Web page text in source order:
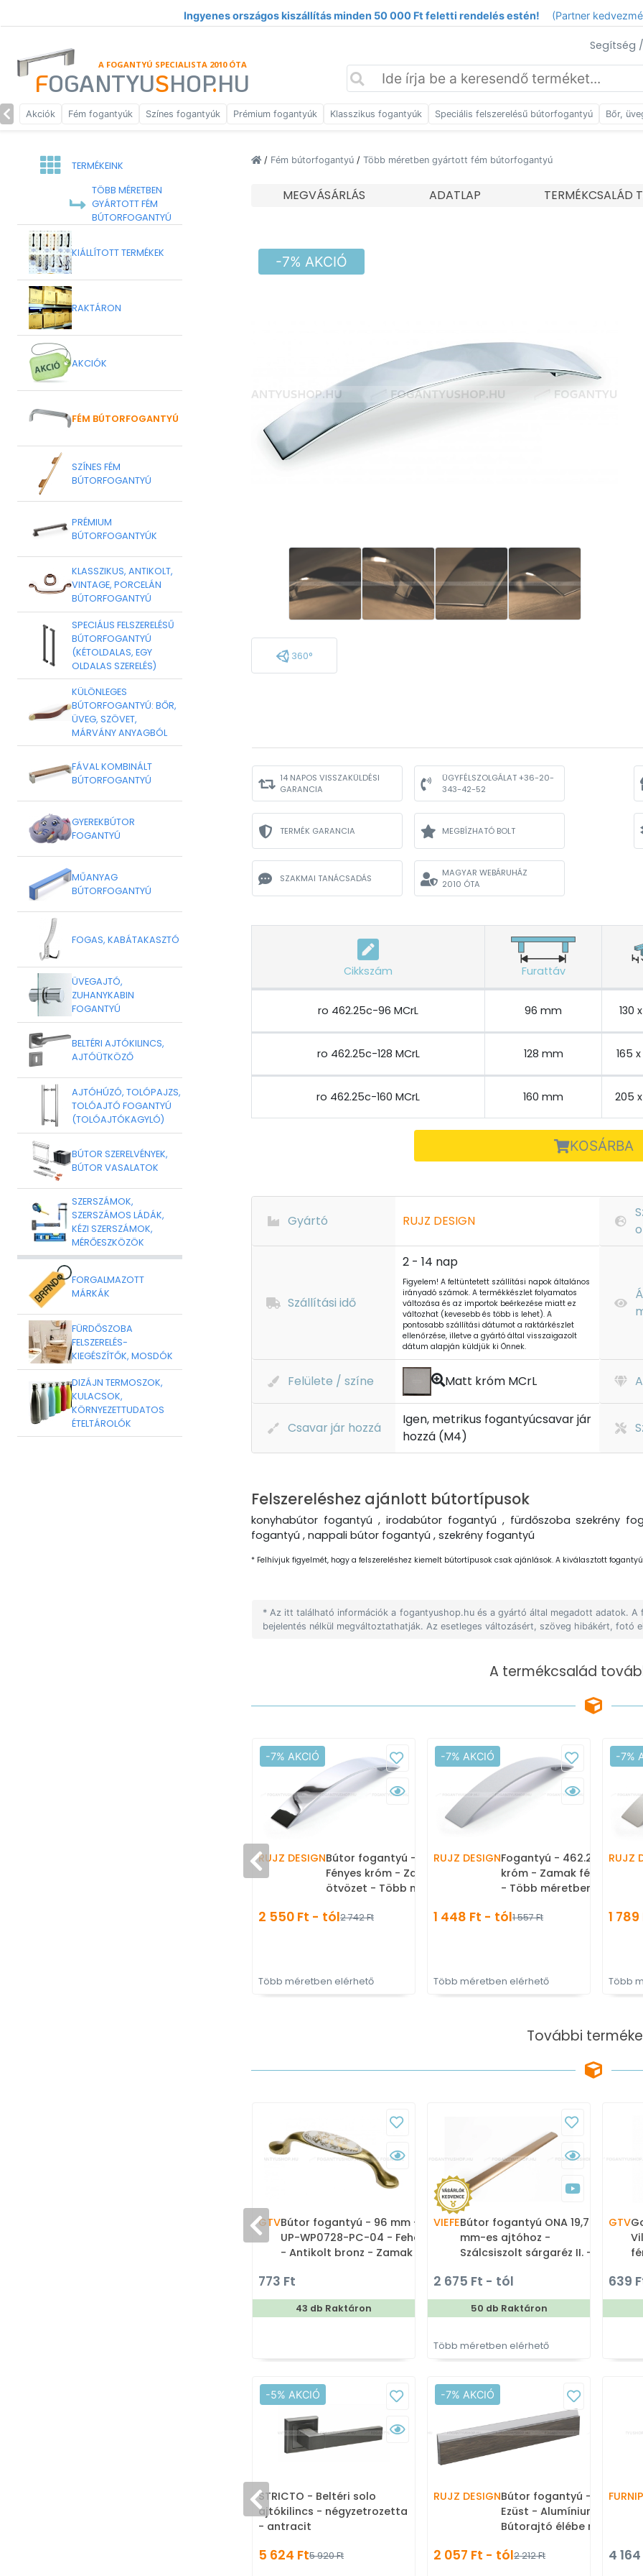
Ingyenes országos kiszállítás minden 50 000 Ft feletti rendelés estén! (Partner
Segítség
A FOGANTYÚ SPECIALISTA 2010 ÓTA
FOGANTYUSHOP.HU
Akciók Fém fogantyúk Színes fogantyúk Prémium fogantyúk Klasszikus fogantyúk Speciális felszerelésű bútorfogantyú Bőr,
TERMÉKEINK
TÖBB MÉRETBEN
GYÁRTOTT FÉM
BÚTORFOGANTYÚ
KIÁLLÍTOTT TERMÉKEK
RAKTÁRON
AKCIÓK
FÉM BÚTORFOGANTYÚ
SZÍNES FÉM
BÚTORFOGANTYÚ
PRÉMIUM
BÚTORFOGANTYÚK
KLASSZIKUS, ANTIKOLT,
VINTAGE, PORCELÁN
BÚTORFOGANTYÚ
SPECIÁLIS FELSZERELÉSŰ
BÚTORFOGANTYÚ
(KÉTOLDALAS, EGY
OLDALAS SZERELÉS)
KÜLÖNLEGES
BÚTORFOGANTYÚ: BŐR,
ÜVEG, SZÖVET,
MÁRVÁNY ANYAGBÓL
FÁVAL KOMBINÁLT
BÚTORFOGANTYÚ
GYEREKBÚTOR
FOGANTYÚ
MŰANYAG
BÚTORFOGANTYÚ
FOGAS, KABÁTAKASZTÓ
ÜVEGAJTÓ,
ZUHANYKABIN
FOGANTYÚ
BELTÉRI AJTÓKILINCS,
AJTÓÜTKÖZŐ
AJTÓHÚZÓ, TOLÓPAJZS,
TOLÓAJTÓ FOGANTYÚ
(TOLÓAJTÓKAGYLÓ)
BÚTOR SZERELVÉNYEK,
BÚTOR VASALATOK
SZERSZÁMOK,
SZERSZÁMOS LÁDÁK,
KÉZI SZERSZÁMOK,
MÉRŐESZKÖZÖK
FORGALMAZOTT
MÁRKÁK
FÜRDŐSZOBA
FELSZERELÉS-
KIEGÉSZÍTŐK, MOSDÓK
DIZÁJN TERMOSZOK,
KULACSOK,
KÖRNYEZETTUDATOS
ÉTELTÁROLÓK
/ Fém bútorfogantyú / Több méretben gyártott fém bútorfogantyú
MEGVÁSÁRLÁS ADATLAP TERMÉKCSALÁD
-7% AKCIÓ
360°
14 NAPOS VISSZAKÜLDÉSI
GARANCIA
ÜGYFÉLSZOLGÁLAT +36-20-
343-42-52
TERMÉK GARANCIA MEGBÍZHATÓ BOLT
SZAKMAI TANÁCSADÁS
MAGYAR WEBÁRUHÁZ
2010 ÓTA
Cikkszám Furattáv
ro 462.25c-96 MCrL 96 mm 130
ro 462.25c-128 MCrL 128 mm 165
ro 462.25c-160 MCrL 160 mm 205
KOSÁRBA
Gyártó RUJZ DESIGN
Szállítási idő
2 - 14 nap
Figyelem! A feltüntetett szállítási napok általános
irányadó számok. A termékkészlet folyamatos
változása és az importok beérkezése miatt ez
változhat (kevesebb és több is lehet). A
pontosabb szállítási dátumot a raktárkészlet
ellenőrzése, illetve a gyártó által visszaigazolt
dátum alapján küldjük ki Önnek.
Felülete / színe Matt króm MCrL
Csavar jár hozzá
Igen, metrikus fogantyúcsavar jár
hozzá (M4)
Felszereléshez ajánlott bútortípusok
konyhabútor fogantyú , irodabútor fogantyú , fürdőszoba szekrény
fogantyú , nappali bútor fogantyú , szekrény fogantyú
* Felhívjuk figyelmét, hogy a felszereléshez kiemelt bútortípusok csak ajánlások. A kiválasztott
* Az itt található információk a fogantyushop.hu és a gyártó által megadott adatok.
bejelentés nélkül megváltoztathatják. Az esetleges változásért, szöveg hibákért, fotó
A termékcsalád
-7% AKCIÓ
RUJZ DESIGNBútor fogantyú - 462.25 -
Fényes króm - Zamak fém
ötvözet - Több méretben
bútorfogantyú
2 550 Ft - tól2 742 Ft
Több méretben elérhető
-7% AKCIÓ
RUJZ DESIGNFogantyú - 462.25 - Matt
króm - Zamak fém ötvözet
- Több méretben gyártott
1 448 Ft - tól1 557 Ft
Több méretben elérhető
-7%
RUJZ
1
Több
További
GTVBútor fogantyú - 96 mm -
UP-WP0728-PC-04 - Fehér
- Antikolt bronz - Zamak
Porcelánnal kombinált
antikolt fém bútorfogantyú
773 Ft
43 db Raktáron
VIEFEBútor fogantyú ONA 19,7
mm-es ajtóhoz -
Szálcsiszolt sárgaréz II. -
ültethető színes fém
fogantyú
2 675 Ft - tól
50 db Raktáron
Több méretben elérhető
GTV
639
-5% AKCIÓ
STRICTO - Beltéri solo
ajtókilincs - négyzetrozetta
- antracit
5 624 Ft5 920 Ft
-7% AKCIÓ
RUJZ DESIGNBútor fogantyú - us 2142 -
Ezüst - Alumínium -
Bútorajtó élébe marható,
2 057 Ft - tól2 212 Ft 4